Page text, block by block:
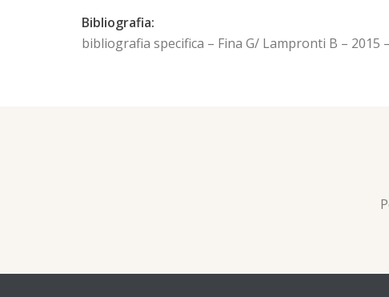
Bibliografia:
bibliografia specifica – Fina G/ Lampronti B – 2015